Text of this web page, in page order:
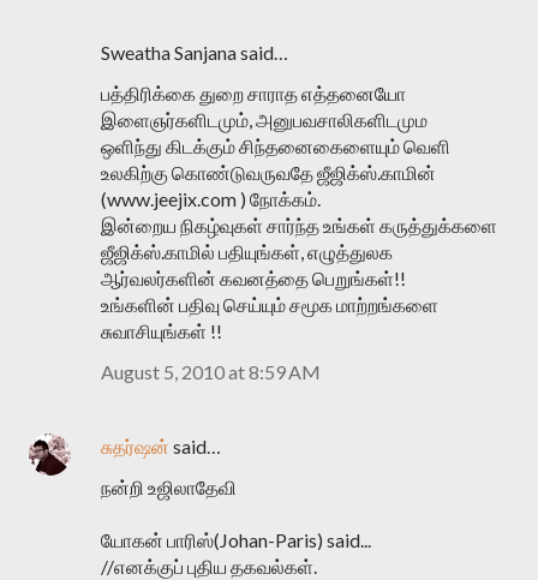
Sweatha Sanjana said…
பத்திரிக்கை துறை சாராத எத்தனையோ
இளைஞர்களிடமும், அனுபவசாலிகளிடமும
ஒளிந்து கிடக்கும் சிந்தனைகைளையும் வெளி
உலகிற்கு கொண்டுவருவதே ஜீஜிக்ஸ்.காமின்
(www.jeejix.com ) நோக்கம்.
இன்றைய நிகழ்வுகள் சார்ந்த உங்கள் கருத்துக்களை
ஜீஜிக்ஸ்.காமில் பதியுங்கள், எழுத்துலக
ஆர்வலர்களின் கவனத்தை பெறுங்கள்!!
உங்களின் பதிவு செய்யும் சமூக மாற்றங்களை
சுவாசியுங்கள் !!
August 5, 2010 at 8:59 AM
சுதர்ஷன் said…
நன்றி உஜிலாதேவி
யோகன் பாரிஸ்(Johan-Paris) said...
//எனக்குப் புதிய தகவல்கள்.